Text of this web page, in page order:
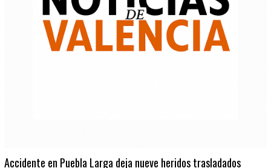
Accidente en Puebla Larga deja nueve heridos trasladados